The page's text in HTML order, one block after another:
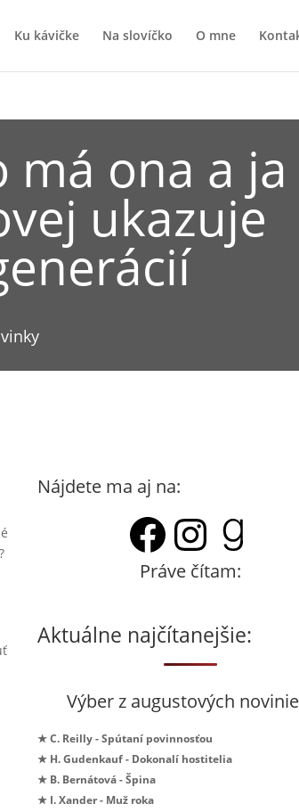
Ku kávičke Na slovíčko O mne
má ona a ja
ukazuje
?
Nájdete ma aj na:
Facebook
Práve čítam:
Aktuálne najčítanejšie:
Výber z augustových
★ C. Reilly - Spútaní povinnosťou
★ H. Gudenkauf - Dokonalí hostitelia
★ B. Bernátová - Špina
★ I. Xander - Muž roka